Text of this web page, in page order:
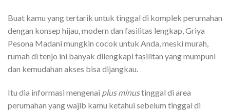
Buat kamu yang tertarik untuk tinggal di komplek perumahan
dengan konsep hijau, modern dan fasilitas lengkap, Griya
Pesona Madani mungkin cocok untuk Anda, meski murah,
rumah di tenjo ini banyak dilengkapi fasilitan yang mumpuni
dan kemudahan akses bisa dijangkau.
Itu dia informasi mengenai plus minustinggal di area
perumahan yang wajib kamu ketahui sebelum tinggal di